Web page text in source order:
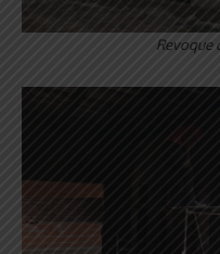
Revoque